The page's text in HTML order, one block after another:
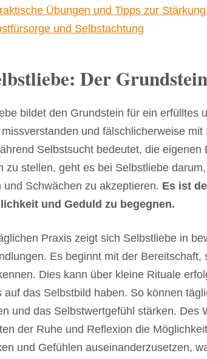
Übungen und Tipps zur
und Selbstachtung
Der Grundstein
bildet den Grundstein für ein erfülltes
und fälschlicherweise
Selbstsucht bedeutet, die eigenen
zu stellen, geht es bei Selbstliebe
und Schwächen zu akzeptieren. Es ist
und Geduld zu begegnen.
Praxis zeigt sich Selbstliebe in
Es beginnt mit der Bereitschaft,
Dies kann über kleine Rituale
auf das Selbstbild haben. So können
und das Selbstwertgefühl stärken. Des
der Ruhe und Reflexion die
und Gefühlen auseinanderzusetzen,